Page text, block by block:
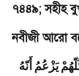
৭৪৪৯;সহীহ
নবীজী আরো
يَزْعُمُ أَنّهُ